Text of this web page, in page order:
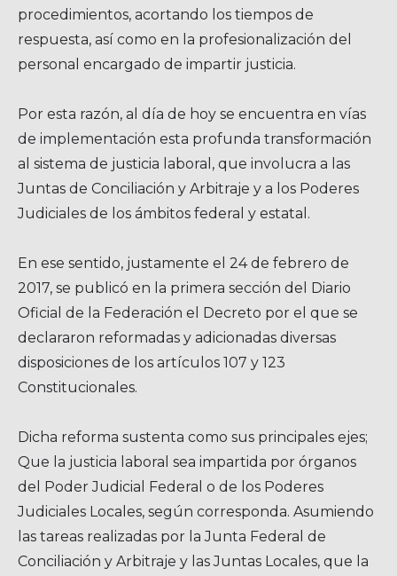
procedimientos, acortando los tiempos de
respuesta, así como en la profesionalización del
personal encargado de impartir justicia.
Por esta razón, al día de hoy se encuentra en vías
de implementación esta profunda transformación
al sistema de justicia laboral, que involucra a las
Juntas de Conciliación y Arbitraje y a los Poderes
Judiciales de los ámbitos federal y estatal.
En ese sentido, justamente el 24 de febrero de
2017, se publicó en la primera sección del Diario
Oficial de la Federación el Decreto por el que se
declararon reformadas y adicionadas diversas
disposiciones de los artículos 107 y 123
Constitucionales.
Dicha reforma sustenta como sus principales ejes;
Que la justicia laboral sea impartida por órganos
del Poder Judicial Federal o de los Poderes
Judiciales Locales, según corresponda. Asumiendo
las tareas realizadas por la Junta Federal de
Conciliación y Arbitraje y las Juntas Locales, que la